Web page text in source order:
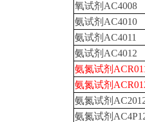
氧试剂AC4008
氨试剂AC4010
氨试剂AC4011
氨试剂AC4012
氨氮试剂
氨氮试剂
氨氮试剂
氨氮试剂